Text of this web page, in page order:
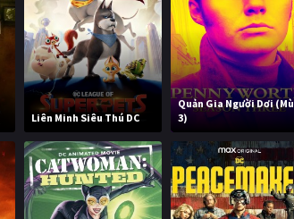
Liên Minh Siêu Thú DC
Quản Gia Người Dơi
3)